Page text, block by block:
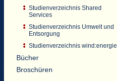
Studienverzeichnis Shared
Services
Studienverzeichnis Umwelt und
Entsorgung
Studienverzeichnis wind:energie
Bücher
Broschüren